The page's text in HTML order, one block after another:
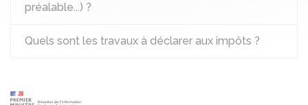
préalable...) ?
Quels sont les travaux à déclarer aux impôts ?